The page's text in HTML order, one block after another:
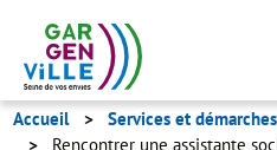
Accueil Services et démarches
Rencontrer une assistante